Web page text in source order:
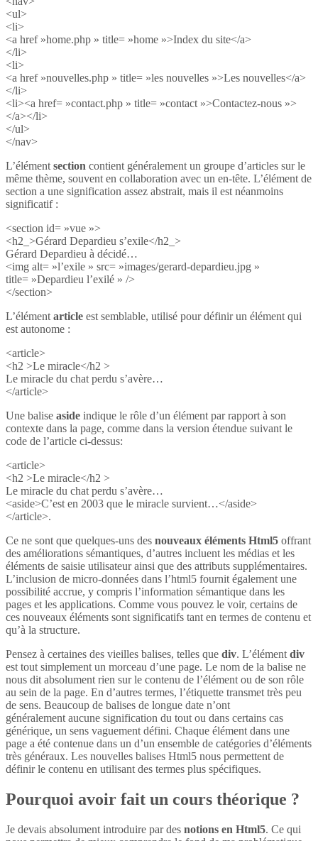
<ul>
<li>
<a href »home.php » title= »home »>Index du site</a>
</li>
<li>
<a href »nouvelles.php » title= »les nouvelles »>Les nouvelles</a>
</li>
<li><a href= »contact.php » title= »contact »>Contactez-nous »>
</a></li>
</ul>
</nav>
L’élément section contient généralement un groupe d’articles sur le
même thème, souvent en collaboration avec un en-tête. L’élément de
section a une signification assez abstrait, mais il est néanmoins
significatif :
<section id= »vue »>
<h2_>Gérard Depardieu s’exile</h2_>
Gérard Depardieu à décidé…
<img alt= »l’exile » src= »images/gerard-depardieu.jpg »
title= »Depardieu l’exilé » />
</section>
L’élément article est semblable, utilisé pour définir un élément qui
est autonome :
<article>
<h2 >Le miracle</h2 >
Le miracle du chat perdu s’avère…
</article>
Une balise aside indique le rôle d’un élément par rapport à son
contexte dans la page, comme dans la version étendue suivant le
code de l’article ci-dessus:
<article>
<h2 >Le miracle</h2 >
Le miracle du chat perdu s’avère…
<aside>C’est en 2003 que le miracle survient…</aside>
</article>.
Ce ne sont que quelques-uns des nouveaux éléments Html5 offrant
des améliorations sémantiques, d’autres incluent les médias et les
éléments de saisie utilisateur ainsi que des attributs supplémentaires.
L’inclusion de micro-données dans l’html5 fournit également une
possibilité accrue, y compris l’information sémantique dans les
pages et les applications. Comme vous pouvez le voir, certains de
ces nouveaux éléments sont significatifs tant en termes de contenu et
qu’à la structure.
Pensez à certaines des vieilles balises, telles que div. L’élément div
est tout simplement un morceau d’une page. Le nom de la balise ne
nous dit absolument rien sur le contenu de l’élément ou de son rôle
au sein de la page. En d’autres termes, l’étiquette transmet très peu
de sens. Beaucoup de balises de longue date n’ont
généralement aucune signification du tout ou dans certains cas
générique, un sens vaguement défini. Chaque élément dans une
page a été contenue dans un d’un ensemble de catégories d’éléments
très généraux. Les nouvelles balises Html5 nous permettent de
définir le contenu en utilisant des termes plus spécifiques.
Pourquoi avoir fait un cours théorique ?
Je devais absolument introduire par des notions en Html5. Ce qui